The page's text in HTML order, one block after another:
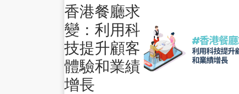
香港餐廳求
變：利用科
技提升顧客
體驗和業績
增長